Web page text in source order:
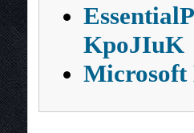
KpoJIuK
Microsoft